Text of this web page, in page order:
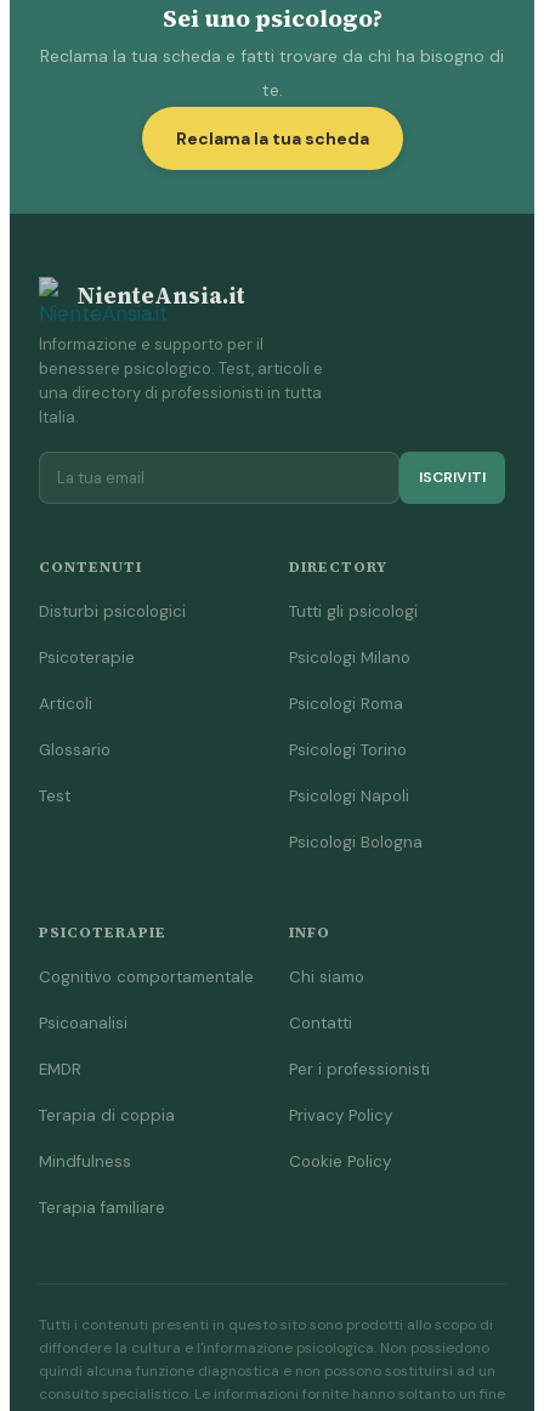
Sei uno psicologo?
Reclama la tua scheda e fatti trovare da chi ha bisogno di
te.
Reclama la tua scheda
NienteAnsia.it
Informazione e supporto per il
benessere psicologico. Test, articoli e
una directory di professionisti in tutta
Italia.
ISCRIVITI
CONTENUTI
Disturbi psicologici
Psicoterapie
Articoli
Glossario
Test
DIRECTORY
Tutti gli psicologi
Psicologi Milano
Psicologi Roma
Psicologi Torino
Psicologi Napoli
Psicologi Bologna
PSICOTERAPIE
Cognitivo comportamentale
Psicoanalisi
EMDR
Terapia di coppia
Mindfulness
Terapia familiare
INFO
Chi siamo
Contatti
Per i professionisti
Privacy Policy
Cookie Policy
Tutti i contenuti presenti in questo sito sono prodotti allo scopo di
diffondere la cultura e l'informazione psicologica. Non possiedono
quindi alcuna funzione diagnostica e non possono sostituirsi ad un
consulto specialistico. Le informazioni fornite hanno soltanto un fine